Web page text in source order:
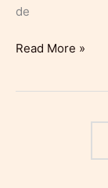
de
apache:
Read More »